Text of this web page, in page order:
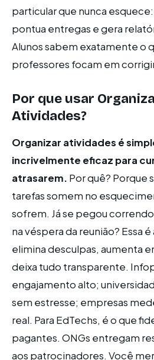
particular que nunca
pontua entregas e gera
Alunos sabem exatamente o
professores focam em
Por que usar
Atividades?
Organizar atividades é
incrivelmente eficaz para
atrasarem. Por quê? Porque
tarefas somem no
sofrem. Já se pegou
na véspera da reunião? Essa
elimina desculpas, aumenta
deixa tudo transparente.
engajamento alto;
sem estresse; empresas
real. Para EdTechs, é o que
pagantes. ONGs entregam
aos patrocinadores. Você